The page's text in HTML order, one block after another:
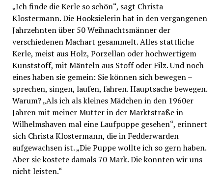
„Ich finde die Kerle so schön“, sagt Christa
Klostermann. Die Hooksielerin hat in den vergangenen
Jahrzehnten über 50 Weihnachtsmänner der
verschiedenen Machart gesammelt. Alles stattliche
Kerle, meist aus Holz, Porzellan oder hochwertigem
Kunststoff, mit Mänteln aus Stoff oder Filz. Und noch
eines haben sie gemein: Sie können sich bewegen –
sprechen, singen, laufen, fahren. Hauptsache bewegen.
Warum? „Als ich als kleines Mädchen in den 1960er
Jahren mit meiner Mutter in der Marktstraße in
Wilhelmshaven mal eine Laufpuppe gesehen“, erinnert
sich Christa Klostermann, die in Fedderwarden
aufgewachsen ist. „Die Puppe wollte ich so gern haben.
Aber sie kostete damals 70 Mark. Die konnten wir uns
nicht leisten.“